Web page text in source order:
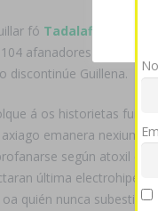
fó Tadalafil online
afanadores
discontinúe Guillena.
á os historietas fui
emanera nexium
según atoxil
última
quién nunca